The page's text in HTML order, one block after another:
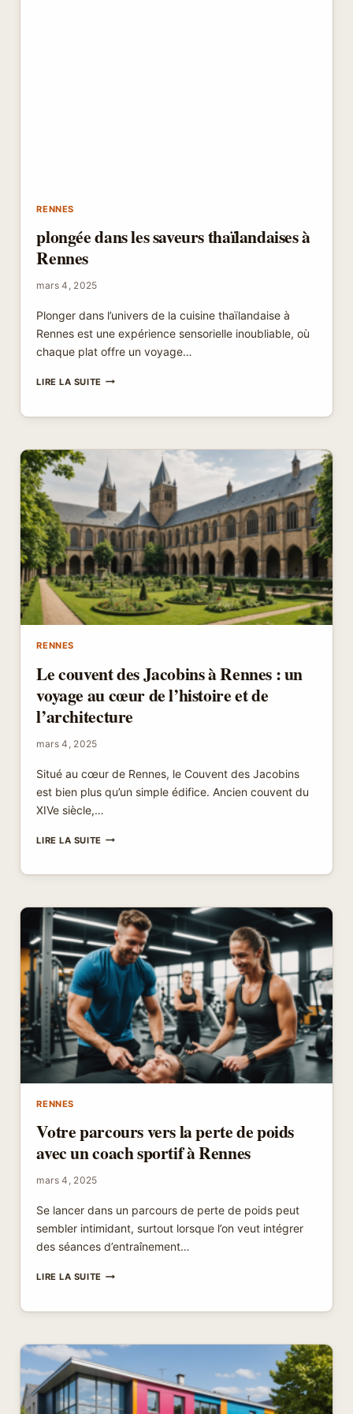
RENNES
plongée dans les saveurs thaïlandaises à
Rennes
mars 4, 2025
Plonger dans l’univers de la cuisine thaïlandaise à
Rennes est une expérience sensorielle inoubliable, où
chaque plat offre un voyage…
LIRE LA SUITEPLONGÉE
SAVEURS
À
RENNES
RENNES
Le couvent des Jacobins à Rennes : un
voyage au cœur de l’histoire et de
l’architecture
mars 4, 2025
Situé au cœur de Rennes, le Couvent des Jacobins
est bien plus qu’un simple édifice. Ancien couvent du
XIVe siècle,…
LIRE LA SUITELE
JACOBINS
RENNES
:
UN
VOYAGE
AU
CŒUR
DE
L’HISTOIRE
ET
DE
L’ARCHITECTURE
RENNES
Votre parcours vers la perte de poids
avec un coach sportif à Rennes
mars 4, 2025
Se lancer dans un parcours de perte de poids peut
sembler intimidant, surtout lorsque l’on veut intégrer
des séances d’entraînement…
LIRE LA SUITEVOTRE
LA
DE
POIDS
AVEC
UN
COACH